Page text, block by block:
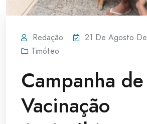
Redação
21 De Agosto
Timóteo
Campanha de
Vacinação